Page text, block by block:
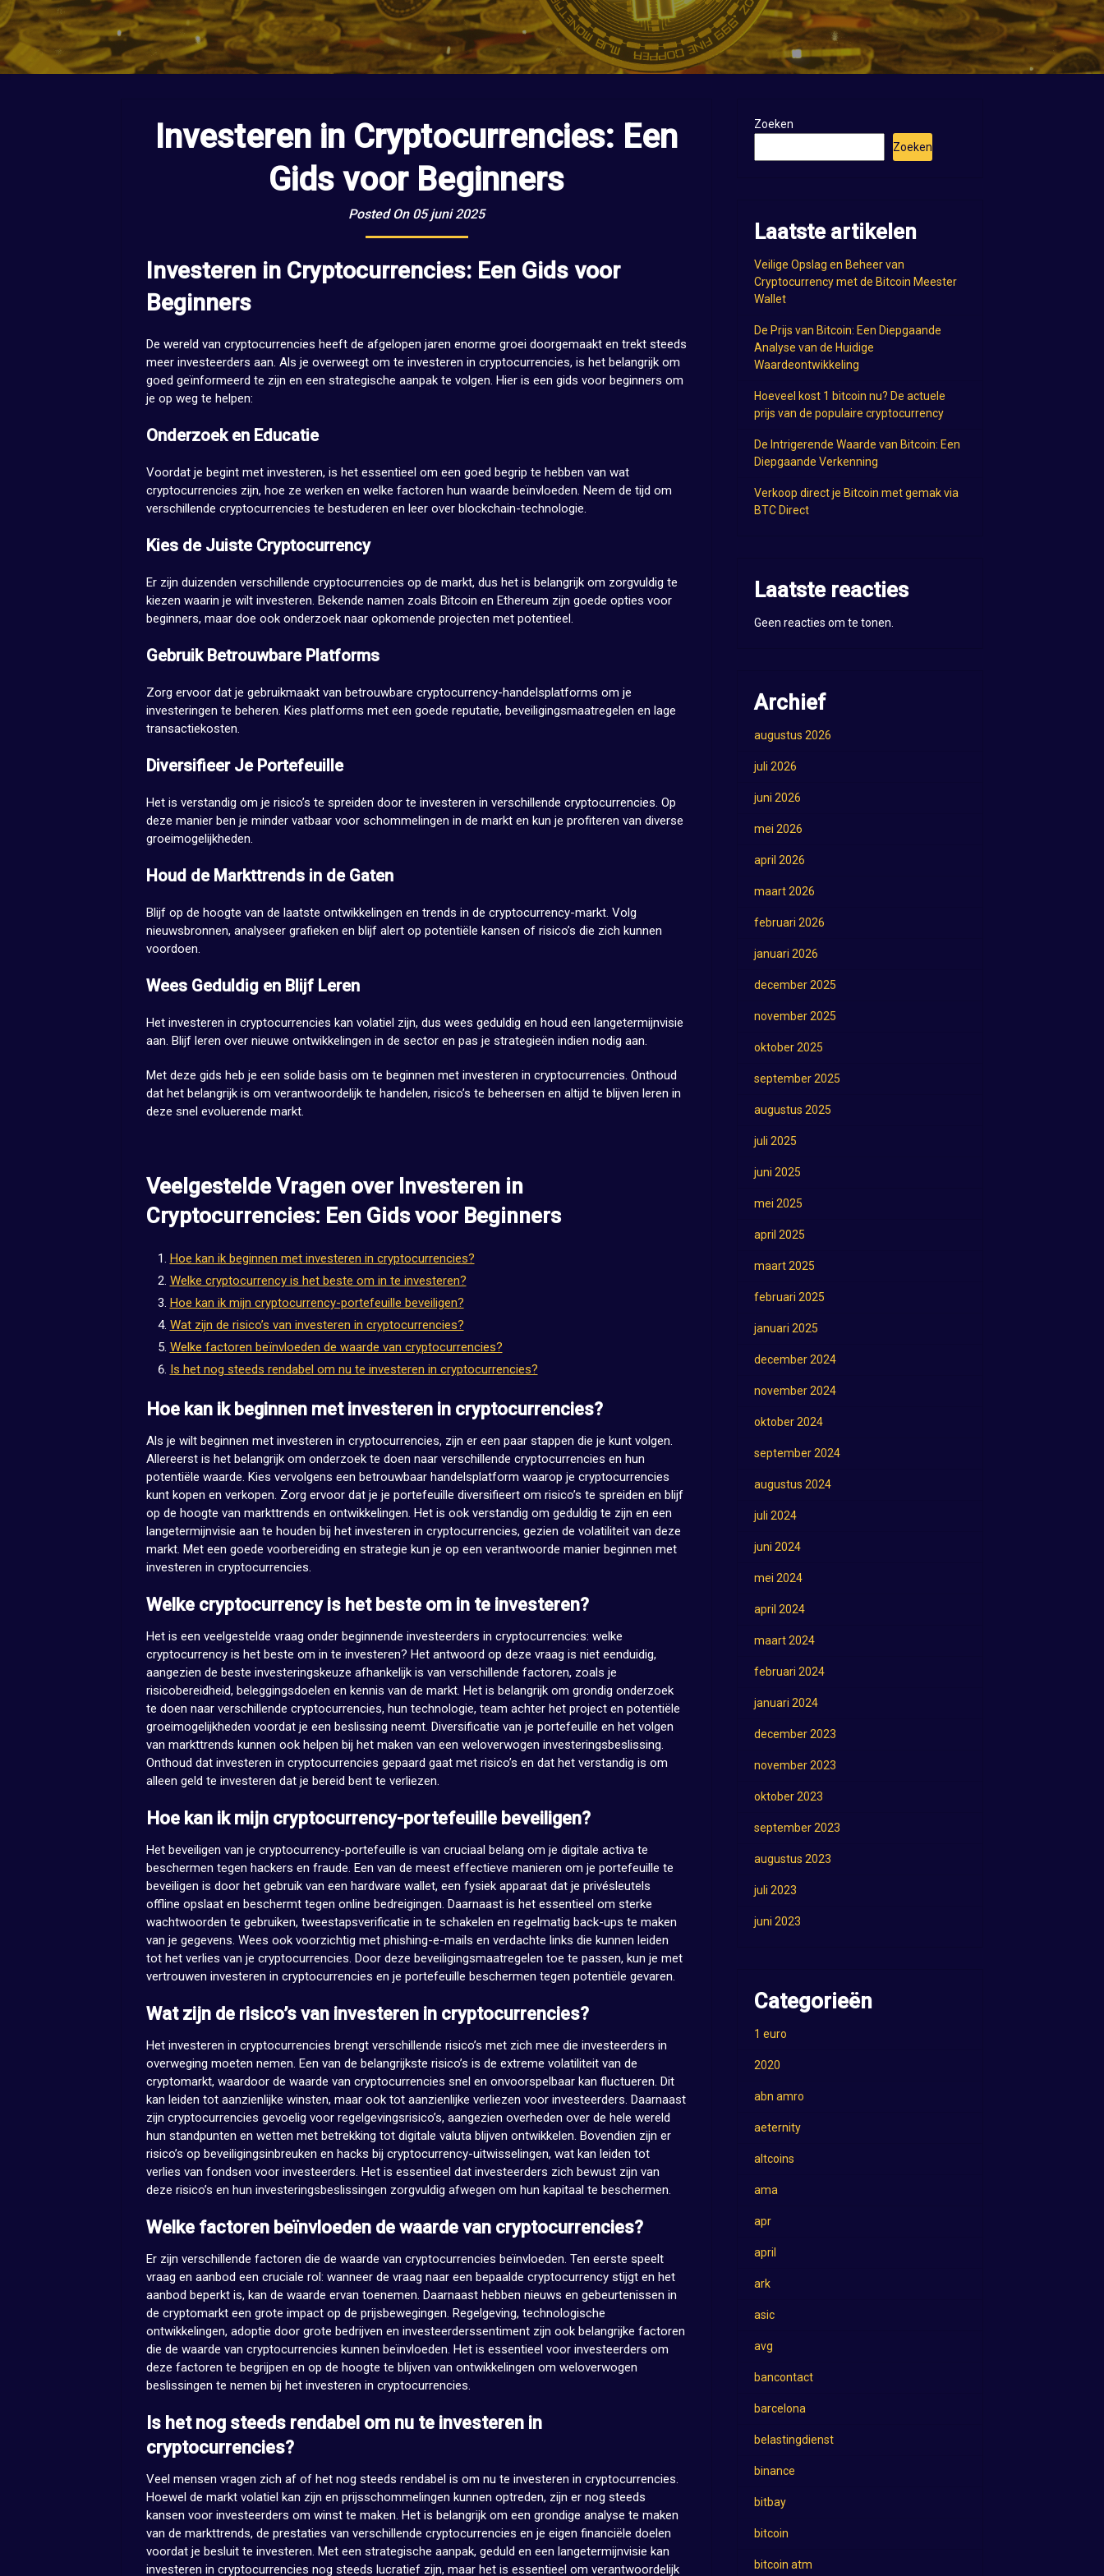
Investeren in Cryptocurrencies: Een
Gids voor Beginners
Posted On 05 juni 2025
Investeren in Cryptocurrencies: Een Gids voor
Beginners
De wereld van cryptocurrencies heeft de afgelopen jaren enorme groei doorgemaakt en trekt steeds
meer investeerders aan. Als je overweegt om te investeren in cryptocurrencies, is het belangrijk om
goed geïnformeerd te zijn en een strategische aanpak te volgen. Hier is een gids voor beginners om
je op weg te helpen:
Onderzoek en Educatie
Voordat je begint met investeren, is het essentieel om een goed begrip te hebben van wat
cryptocurrencies zijn, hoe ze werken en welke factoren hun waarde beïnvloeden. Neem de tijd om
verschillende cryptocurrencies te bestuderen en leer over blockchain-technologie.
Kies de Juiste Cryptocurrency
Er zijn duizenden verschillende cryptocurrencies op de markt, dus het is belangrijk om zorgvuldig te
kiezen waarin je wilt investeren. Bekende namen zoals Bitcoin en Ethereum zijn goede opties voor
beginners, maar doe ook onderzoek naar opkomende projecten met potentieel.
Gebruik Betrouwbare Platforms
Zorg ervoor dat je gebruikmaakt van betrouwbare cryptocurrency-handelsplatforms om je
investeringen te beheren. Kies platforms met een goede reputatie, beveiligingsmaatregelen en lage
transactiekosten.
Diversifieer Je Portefeuille
Het is verstandig om je risico’s te spreiden door te investeren in verschillende cryptocurrencies. Op
deze manier ben je minder vatbaar voor schommelingen in de markt en kun je profiteren van diverse
groeimogelijkheden.
Houd de Markttrends in de Gaten
Blijf op de hoogte van de laatste ontwikkelingen en trends in de cryptocurrency-markt. Volg
nieuwsbronnen, analyseer grafieken en blijf alert op potentiële kansen of risico’s die zich kunnen
voordoen.
Wees Geduldig en Blijf Leren
Het investeren in cryptocurrencies kan volatiel zijn, dus wees geduldig en houd een langetermijnvisie
aan. Blijf leren over nieuwe ontwikkelingen in de sector en pas je strategieën indien nodig aan.
Met deze gids heb je een solide basis om te beginnen met investeren in cryptocurrencies. Onthoud
dat het belangrijk is om verantwoordelijk te handelen, risico’s te beheersen en altijd te blijven leren in
deze snel evoluerende markt.
Veelgestelde Vragen over Investeren in
Cryptocurrencies: Een Gids voor Beginners
Hoe kan ik beginnen met investeren in cryptocurrencies?
Welke cryptocurrency is het beste om in te investeren?
Hoe kan ik mijn cryptocurrency-portefeuille beveiligen?
Wat zijn de risico’s van investeren in cryptocurrencies?
Welke factoren beïnvloeden de waarde van cryptocurrencies?
Is het nog steeds rendabel om nu te investeren in cryptocurrencies?
Hoe kan ik beginnen met investeren in cryptocurrencies?
Als je wilt beginnen met investeren in cryptocurrencies, zijn er een paar stappen die je kunt volgen.
Allereerst is het belangrijk om onderzoek te doen naar verschillende cryptocurrencies en hun
potentiële waarde. Kies vervolgens een betrouwbaar handelsplatform waarop je cryptocurrencies
kunt kopen en verkopen. Zorg ervoor dat je je portefeuille diversifieert om risico’s te spreiden en blijf
op de hoogte van markttrends en ontwikkelingen. Het is ook verstandig om geduldig te zijn en een
langetermijnvisie aan te houden bij het investeren in cryptocurrencies, gezien de volatiliteit van deze
markt. Met een goede voorbereiding en strategie kun je op een verantwoorde manier beginnen met
investeren in cryptocurrencies.
Welke cryptocurrency is het beste om in te investeren?
Het is een veelgestelde vraag onder beginnende investeerders in cryptocurrencies: welke
cryptocurrency is het beste om in te investeren? Het antwoord op deze vraag is niet eenduidig,
aangezien de beste investeringskeuze afhankelijk is van verschillende factoren, zoals je
risicobereidheid, beleggingsdoelen en kennis van de markt. Het is belangrijk om grondig onderzoek
te doen naar verschillende cryptocurrencies, hun technologie, team achter het project en potentiële
groeimogelijkheden voordat je een beslissing neemt. Diversificatie van je portefeuille en het volgen
van markttrends kunnen ook helpen bij het maken van een weloverwogen investeringsbeslissing.
Onthoud dat investeren in cryptocurrencies gepaard gaat met risico’s en dat het verstandig is om
alleen geld te investeren dat je bereid bent te verliezen.
Hoe kan ik mijn cryptocurrency-portefeuille beveiligen?
Het beveiligen van je cryptocurrency-portefeuille is van cruciaal belang om je digitale activa te
beschermen tegen hackers en fraude. Een van de meest effectieve manieren om je portefeuille te
beveiligen is door het gebruik van een hardware wallet, een fysiek apparaat dat je privésleutels
offline opslaat en beschermt tegen online bedreigingen. Daarnaast is het essentieel om sterke
wachtwoorden te gebruiken, tweestapsverificatie in te schakelen en regelmatig back-ups te maken
van je gegevens. Wees ook voorzichtig met phishing-e-mails en verdachte links die kunnen leiden
tot het verlies van je cryptocurrencies. Door deze beveiligingsmaatregelen toe te passen, kun je met
vertrouwen investeren in cryptocurrencies en je portefeuille beschermen tegen potentiële gevaren.
Wat zijn de risico’s van investeren in cryptocurrencies?
Het investeren in cryptocurrencies brengt verschillende risico’s met zich mee die investeerders in
overweging moeten nemen. Een van de belangrijkste risico’s is de extreme volatiliteit van de
cryptomarkt, waardoor de waarde van cryptocurrencies snel en onvoorspelbaar kan fluctueren. Dit
kan leiden tot aanzienlijke winsten, maar ook tot aanzienlijke verliezen voor investeerders. Daarnaast
zijn cryptocurrencies gevoelig voor regelgevingsrisico’s, aangezien overheden over de hele wereld
hun standpunten en wetten met betrekking tot digitale valuta blijven ontwikkelen. Bovendien zijn er
risico’s op beveiligingsinbreuken en hacks bij cryptocurrency-uitwisselingen, wat kan leiden tot
verlies van fondsen voor investeerders. Het is essentieel dat investeerders zich bewust zijn van
deze risico’s en hun investeringsbeslissingen zorgvuldig afwegen om hun kapitaal te beschermen.
Welke factoren beïnvloeden de waarde van cryptocurrencies?
Er zijn verschillende factoren die de waarde van cryptocurrencies beïnvloeden. Ten eerste speelt
vraag en aanbod een cruciale rol: wanneer de vraag naar een bepaalde cryptocurrency stijgt en het
aanbod beperkt is, kan de waarde ervan toenemen. Daarnaast hebben nieuws en gebeurtenissen in
de cryptomarkt een grote impact op de prijsbewegingen. Regelgeving, technologische
ontwikkelingen, adoptie door grote bedrijven en investeerderssentiment zijn ook belangrijke factoren
die de waarde van cryptocurrencies kunnen beïnvloeden. Het is essentieel voor investeerders om
deze factoren te begrijpen en op de hoogte te blijven van ontwikkelingen om weloverwogen
beslissingen te nemen bij het investeren in cryptocurrencies.
Is het nog steeds rendabel om nu te investeren in
cryptocurrencies?
Veel mensen vragen zich af of het nog steeds rendabel is om nu te investeren in cryptocurrencies.
Hoewel de markt volatiel kan zijn en prijsschommelingen kunnen optreden, zijn er nog steeds
kansen voor investeerders om winst te maken. Het is belangrijk om een grondige analyse te maken
van de markttrends, de prestaties van verschillende cryptocurrencies en je eigen financiële doelen
voordat je besluit te investeren. Met een strategische aanpak, geduld en een langetermijnvisie kan
investeren in cryptocurrencies nog steeds lucratief zijn, maar het is essentieel om verantwoordelijk
Zoeken
Zoeken
Laatste artikelen
Veilige Opslag en Beheer van
Cryptocurrency met de Bitcoin Meester
Wallet
De Prijs van Bitcoin: Een Diepgaande
Analyse van de Huidige
Waardeontwikkeling
Hoeveel kost 1 bitcoin nu? De actuele
prijs van de populaire cryptocurrency
De Intrigerende Waarde van Bitcoin: Een
Diepgaande Verkenning
Verkoop direct je Bitcoin met gemak via
BTC Direct
Laatste reacties
Geen reacties om te tonen.
Archief
augustus 2026
juli 2026
juni 2026
mei 2026
april 2026
maart 2026
februari 2026
januari 2026
december 2025
november 2025
oktober 2025
september 2025
augustus 2025
juli 2025
juni 2025
mei 2025
april 2025
maart 2025
februari 2025
januari 2025
december 2024
november 2024
oktober 2024
september 2024
augustus 2024
juli 2024
juni 2024
mei 2024
april 2024
maart 2024
februari 2024
januari 2024
december 2023
november 2023
oktober 2023
september 2023
augustus 2023
juli 2023
juni 2023
Categorieën
1 euro
2020
abn amro
aeternity
altcoins
ama
apr
april
ark
asic
avg
bancontact
barcelona
belastingdienst
binance
bitbay
bitcoin
bitcoin atm